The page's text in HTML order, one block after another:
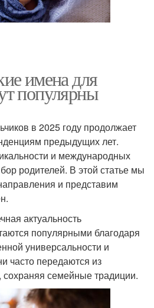
имена для
популярны
в 2025 году продолжает
предыдущих лет.
и международных
родителей. В этой статье мы
и представим
актуальность
популярными благодаря
универсальности и
часто передаются из
сохраняя семейные традиции.